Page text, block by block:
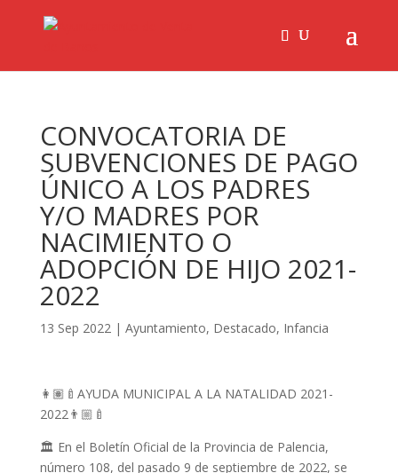
CONVOCATORIA DE
SUBVENCIONES DE PAGO
ÚNICO A LOS PADRES
Y/O MADRES POR
NACIMIENTO O
ADOPCIÓN DE HIJO 2021-
2022
13 Sep 2022| Ayuntamiento, Destacado, Infancia
👩🏽‍🍼 AYUDA MUNICIPAL A LA NATALIDAD 2021-
2022👨🏼‍🍼
🏛 En el Boletín Oficial de la Provincia de Palencia,
número 108, del pasado 9 de septiembre de 2022, se